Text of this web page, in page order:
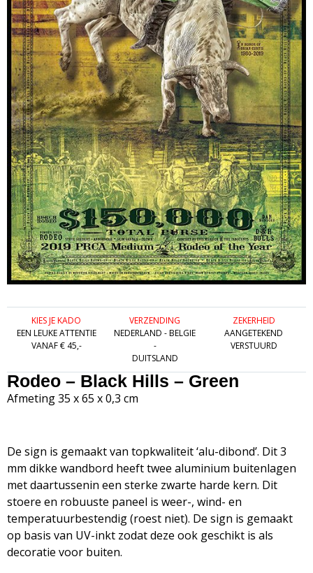
KIES JE KADO
EEN LEUKE ATTENTIE
VANAF € 45,-
VERZENDING
NEDERLAND - BELGIE
-
DUITSLAND
ZEKERHEID
AANGETEKEND
VERSTUURD
Rodeo – Black Hills – Green
Afmeting 35 x 65 x 0,3 cm
De sign is gemaakt van topkwaliteit ‘alu-dibond’. Dit 3
mm dikke wandbord heeft twee aluminium buitenlagen
met daartussenin een sterke zwarte harde kern. Dit
stoere en robuuste paneel is weer-, wind- en
temperatuurbestendig (roest niet). De sign is gemaakt
op basis van UV-inkt zodat deze ook geschikt is als
decoratie voor buiten.